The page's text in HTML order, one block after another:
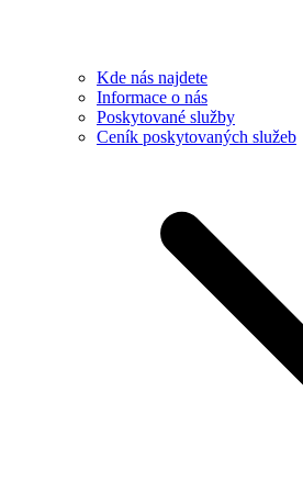
Kde nás najdete
Informace o nás
Poskytované služby
Ceník poskytovaných služeb